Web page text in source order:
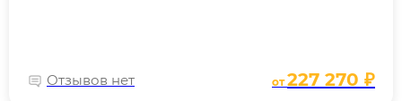
Отзывов нет от227 270 ₽